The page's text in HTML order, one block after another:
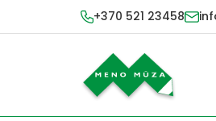
+370 521 23458